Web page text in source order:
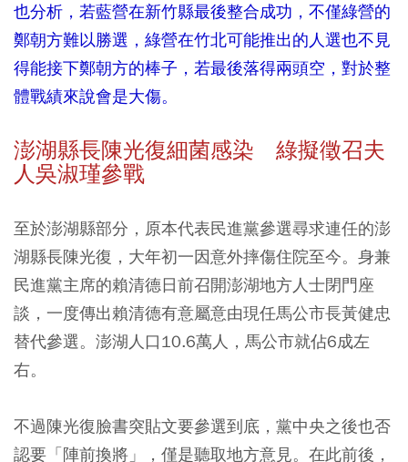
也分析，若藍營在新竹縣最後整合成功，不僅綠營的
鄭朝方難以勝選，綠營在竹北可能推出的人選也不見
得能接下鄭朝方的棒子，若最後落得兩頭空，對於整
體戰績來說會是大傷。
澎湖縣長陳光復細菌感染 綠擬徵召夫
人吳淑瑾參戰
至於澎湖縣部分，原本代表民進黨參選尋求連任的澎
湖縣長陳光復，大年初一因意外摔傷住院至今。身兼
民進黨主席的賴清德日前召開澎湖地方人士閉門座
談，一度傳出賴清德有意屬意由現任馬公市長黃健忠
替代參選。澎湖人口10.6萬人，馬公市就佔6成左
右。
不過陳光復臉書突貼文要參選到底，黨中央之後也否
認要「陣前換將」，僅是聽取地方意見。在此前後，